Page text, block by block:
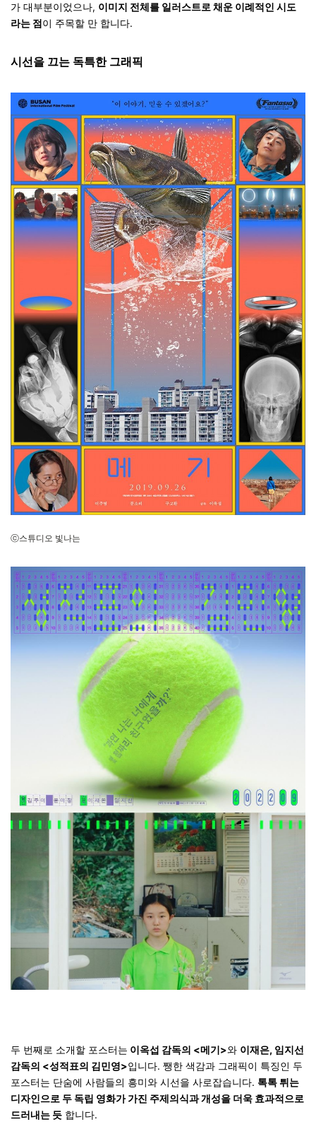
가 대부분이었으나, 이미지 전체를 일러스트로 채운 이례적인 시도
라는 점이 주목할 만 합니다.
시선을 끄는 독특한 그래픽
ⓒ스튜디오 빛나는
두 번째로 소개할 포스터는 이옥섭 감독의 <메기>와 이재은, 임지선
감독의 <성적표의 김민영>입니다. 쨍한 색감과 그래픽이 특징인 두
포스터는 단숨에 사람들의 흥미와 시선을 사로잡습니다. 톡톡 튀는
디자인으로 두 독립 영화가 가진 주제의식과 개성을 더욱 효과적으로
드러내는 듯 합니다.